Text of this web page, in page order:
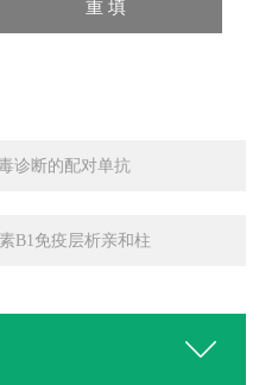
诊断的配对单抗
B1免疫层析亲和柱